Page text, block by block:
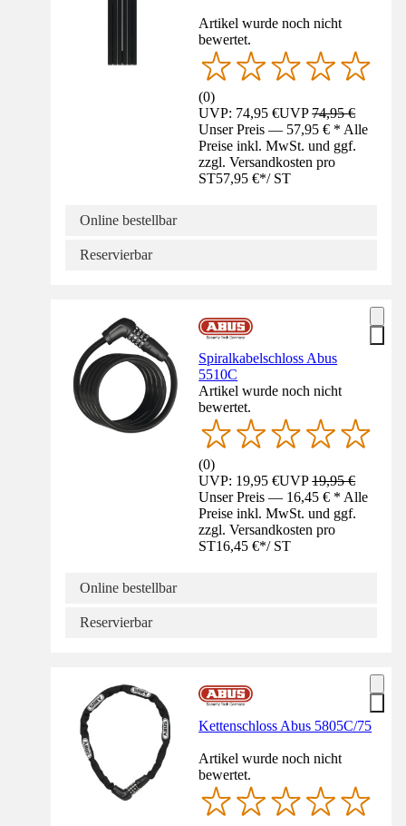
Artikel wurde noch nicht
bewertet.
(0)
UVP: 74,95 €UVP74,95 €
Unser Preis — 57,95 € * Alle
Preise inkl. MwSt. und ggf.
zzgl. Versandkosten pro
ST57,95 €*/ ST
Online bestellbar
Reservierbar
Spiralkabelschloss Abus
5510C
Artikel wurde noch nicht
bewertet.
(0)
UVP: 19,95 €UVP19,95 €
Unser Preis — 16,45 € * Alle
Preise inkl. MwSt. und ggf.
zzgl. Versandkosten pro
ST16,45 €*/ ST
Online bestellbar
Reservierbar
Kettenschloss Abus 5805C/75
Artikel wurde noch nicht
bewertet.